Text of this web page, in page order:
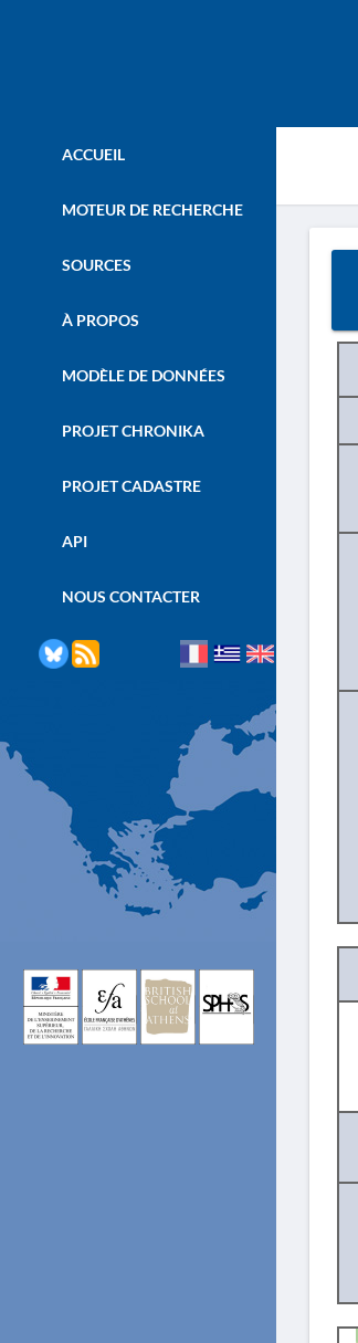
ACCUEIL
MOTEUR DE RECHERCHE
SOURCES
À PROPOS
MODÈLE DE DONNÉES
PROJET CHRONIKA
PROJET CADASTRE
API
NOUS CONTACTER